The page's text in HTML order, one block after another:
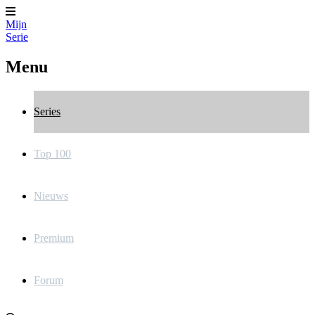
Mijn
Serie
Menu
Series
Top 100
Nieuws
Premium
Forum